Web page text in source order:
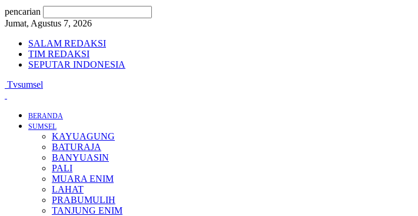
pencarian
Jumat, Agustus 7, 2026
SALAM REDAKSI
TIM REDAKSI
SEPUTAR INDONESIA
Tvsumsel
BERANDA
SUMSEL
KAYUAGUNG
BATURAJA
BANYUASIN
PALI
MUARA ENIM
LAHAT
PRABUMULIH
TANJUNG ENIM